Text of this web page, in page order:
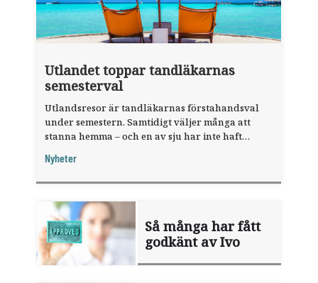
Utlandet toppar tandläkarnas
semesterval
Utlandsresor är tandläkarnas förstahandsval
under semestern. Samtidigt väljer många att
stanna hemma – och en av sju har inte haft
fråga".
Nyheter
Så många har fått
godkänt av Ivo